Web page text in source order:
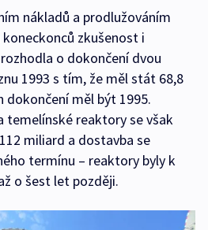
nákladů a prodlužováním
zkušenost i
o dokončení dvou
1993 s tím, že měl stát 68,8
měl být 1995.
temelínské reaktory se však
miliard a dostavba se
termínu – reaktory byly k
o šest let později.